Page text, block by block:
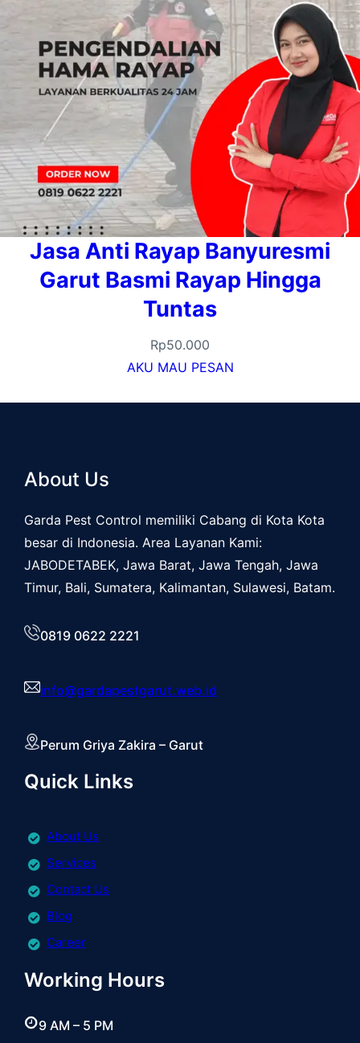
Jasa Anti Rayap Banyuresmi
Garut Basmi Rayap Hingga
Tuntas
Rp50.000
AKU MAU PESAN
About Us
Garda Pest Control memiliki Cabang di Kota Kota
besar di Indonesia. Area Layanan Kami:
JABODETABEK, Jawa Barat, Jawa Tengah, Jawa
Timur, Bali, Sumatera, Kalimantan, Sulawesi, Batam.
0819 0622 2221
info@gardapestgarut.web.id
Perum Griya Zakira – Garut
Quick Links
About Us
Services
Contact Us
Blog
Career
Working Hours
9 AM – 5 PM